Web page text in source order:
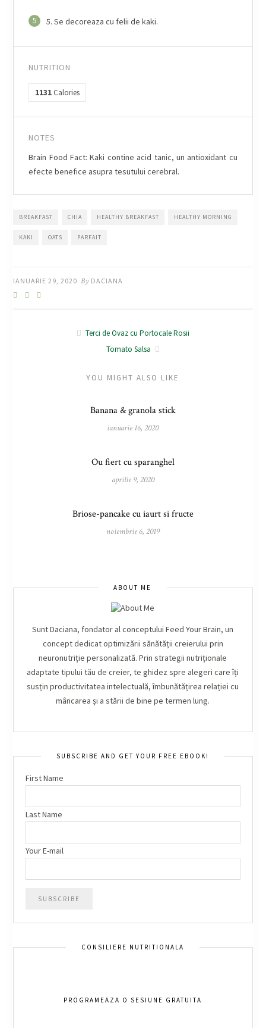
5 5. Se decoreaza cu felii de kaki.
NUTRITION
1131 Calories
NOTES
Brain Food Fact: Kaki contine acid tanic, un antioxidant cu
efecte benefice asupra tesutului cerebral.
BREAKFAST CHIA HEALTHY BREAKFAST HEALTHY MORNING
KAKI OATS PARFAIT
IANUARIE 29, 2020 By DACIANA
Terci de Ovaz cu Portocale Rosii
Tomato Salsa
YOU MIGHT ALSO LIKE
Banana & granola stick
ianuarie 16, 2020
Ou fiert cu sparanghel
aprilie 9, 2020
Briose-pancake cu iaurt si fructe
noiembrie 6, 2019
ABOUT ME
Sunt Daciana, fondator al conceptului Feed Your Brain, un
concept dedicat optimizării sănătății creierului prin
neuronutriție personalizată. Prin strategii nutriționale
adaptate tipului tău de creier, te ghidez spre alegeri care îți
susțin productivitatea intelectuală, îmbunătățirea relației cu
mâncarea și a stării de bine pe termen lung.
SUBSCRIBE AND GET YOUR FREE EBOOK!
First Name
Last Name
Your E-mail
CONSILIERE NUTRITIONALA
PROGRAMEAZA O SESIUNE GRATUITA